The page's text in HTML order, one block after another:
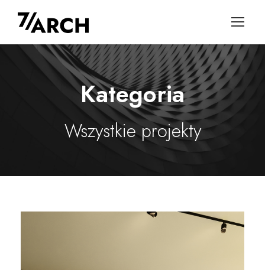
Kategoria
Wszystkie projekty